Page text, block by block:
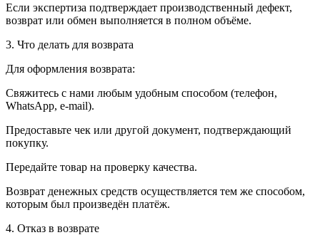
Если экспертиза подтверждает производственный дефект,
возврат или обмен выполняется в полном объёме.
3. Что делать для возврата
Для оформления возврата:
Свяжитесь с нами любым удобным способом (телефон,
WhatsApp, e-mail).
Предоставьте чек или другой документ, подтверждающий
покупку.
Передайте товар на проверку качества.
Возврат денежных средств осуществляется тем же способом,
которым был произведён платёж.
4. Отказ в возврате